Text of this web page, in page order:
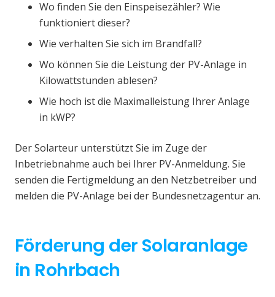
Wo finden Sie den Einspeisezähler? Wie
funktioniert dieser?
Wie verhalten Sie sich im Brandfall?
Wo können Sie die Leistung der PV-Anlage in
Kilowattstunden ablesen?
Wie hoch ist die Maximalleistung Ihrer Anlage
in kWP?
Der Solarteur unterstützt Sie im Zuge der
Inbetriebnahme auch bei Ihrer PV-Anmeldung. Sie
senden die Fertigmeldung an den Netzbetreiber und
melden die PV-Anlage bei der Bundesnetzagentur an.
Förderung der Solaranlage
in Rohrbach